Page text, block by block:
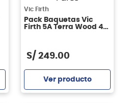
Vic Firth
Pack Baquetas Vic
Firth 5A Terra Wood 4
S/ 249.00
Ver producto